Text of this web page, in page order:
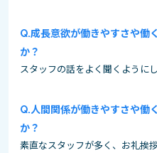
成長意欲が働きやすさや働
か？
スタッフの話をよく聞くように
人間関係が働きやすさや働
か？
素直なスタッフが多く、お礼挨